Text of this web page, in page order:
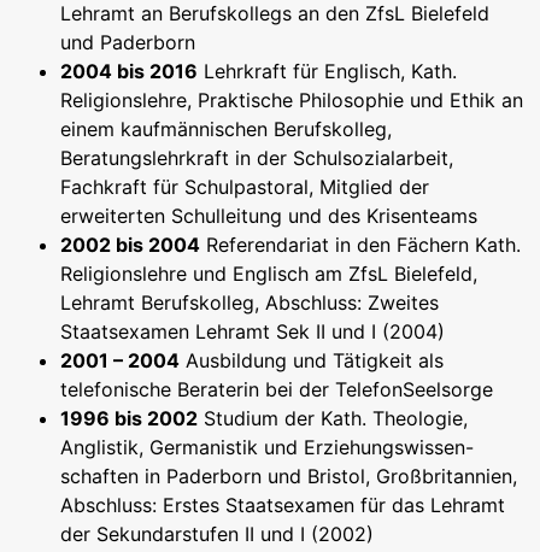
Lehramt an Berufskollegs an den ZfsL Bielefeld
und Paderborn
2004 bis 2016 Lehrkraft für Englisch, Kath.
Religionslehre, Praktische Philosophie und Ethik an
einem kaufmännischen Berufskolleg,
Beratungslehrkraft in der Schulsozialarbeit,
Fachkraft für Schulpastoral, Mitglied der
erweiterten Schulleitung und des Krisenteams
2002 bis 2004 Referendariat in den Fächern Kath.
Religionslehre und Englisch am ZfsL Bielefeld,
Lehramt Berufskolleg, Abschluss: Zweites
Staatsexamen Lehramt Sek II und I (2004)
2001 – 2004 Ausbildung und Tätigkeit als
telefonische Beraterin bei der TelefonSeelsorge
1996 bis 2002 Studium der Kath. Theologie,
Anglistik, Germanistik und Erziehungswissen-
schaften in Paderborn und Bristol, Großbritannien,
Abschluss: Erstes Staatsexamen für das Lehramt
der Sekundarstufen II und I (2002)